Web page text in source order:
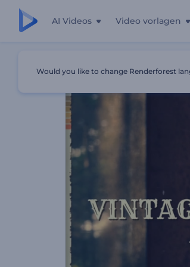
AI Videos Video vorlagen
Would you like to change Renderforest